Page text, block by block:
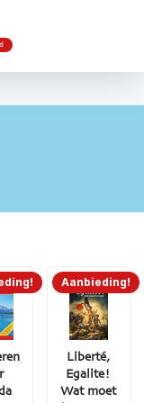
Aanbieding!
Liberté,
Egalite!
Wat moet